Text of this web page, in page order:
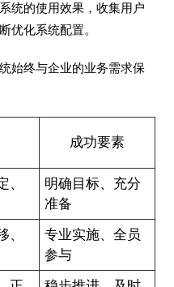
统的使用效果，收集用户
优化系统配置。
始终与企业的业务需求保
成功要素
、
明确目标、充分
准备
、
专业实施、全员
参与